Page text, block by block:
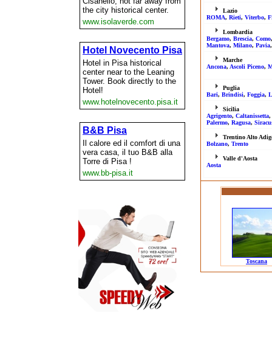
Lazio
ROMA, Rieti, Viterbo,
Lombardia
Bergamo, Brescia, Como
Mantova, Milano, Pavia
Marche
Ancona, Ascoli Piceno,
Puglia
Bari, Brindisi, Foggia,
Sicilia
Agrigento, Caltanissetta,
Palermo, Ragusa,
Trentino Alto
Bolzano, Trento
Valle d'Aosta
Aosta
Toscana